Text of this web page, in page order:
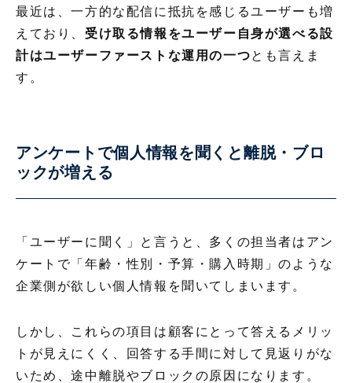
最近は、一方的な配信に抵抗を感じるユーザーも増
えており、 受け取る情報をユーザー自身が選べる設
計はユーザーファーストな運用の一つとも言えま
す。
アンケートで個人情報を聞くと離脱・ブロ
ックが増える
「ユーザーに聞く」と言うと、多くの担当者はアン
ケートで「年齢・性別・予算・購入時期」のような
企業側が欲しい個人情報を聞いてしまいます。
しかし、これらの項目は顧客にとって答えるメリッ
トが見えにくく、回答する手間に対して見返りがな
いため、途中離脱やブロックの原因になります。